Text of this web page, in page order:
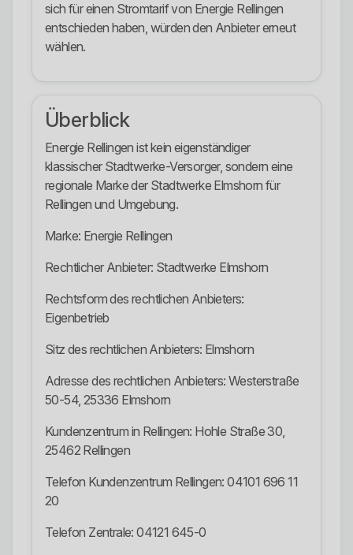
sich für einen Stromtarif von Energie Rellingen
entschieden haben, würden den Anbieter erneut
wählen.
Überblick
Energie Rellingen ist kein eigenständiger
klassischer Stadtwerke-Versorger, sondern eine
regionale Marke der Stadtwerke Elmshorn für
Rellingen und Umgebung.
Marke: Energie Rellingen
Rechtlicher Anbieter: Stadtwerke Elmshorn
Rechtsform des rechtlichen Anbieters:
Eigenbetrieb
Sitz des rechtlichen Anbieters: Elmshorn
Adresse des rechtlichen Anbieters: Westerstraße
50-54, 25336 Elmshorn
Kundenzentrum in Rellingen: Hohle Straße 30,
25462 Rellingen
Telefon Kundenzentrum Rellingen: 04101 696 11
20
Telefon Zentrale: 04121 645-0